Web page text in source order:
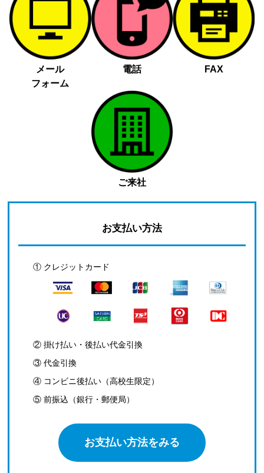
メール
フォーム
電話 FAX
ご来社
お支払い方法
① クレジットカード
② 掛け払い・後払い代金引換
③ 代金引換
④ コンビニ後払い（高校生限定）
⑤ 前振込（銀行・郵便局）
お支払い方法をみる